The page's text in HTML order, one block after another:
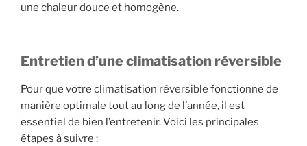
une chaleur douce et homogène.
Entretien d’une climatisation réversible
Pour que votre climatisation réversible fonctionne de
manière optimale tout au long de l’année, il est
essentiel de bien l’entretenir. Voici les principales
étapes à suivre :